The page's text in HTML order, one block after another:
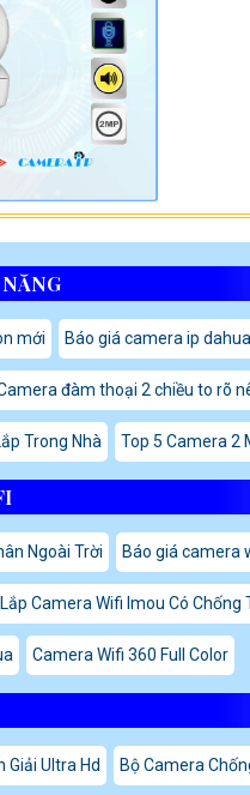
mới Báo giá camera ip dahua
đàm thoại 2 chiều to rõ
Trong Nhà Top 5 Camera 2
Ngoài Trời Báo giá camera
Lắp Camera Wifi Imou Có Chống
Camera Wifi 360 Full Color
Giải Ultra Hd Bộ Camera